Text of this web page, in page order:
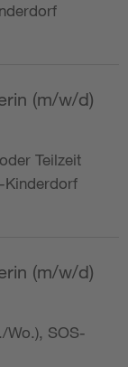
(m/w/d)
Teilzeit
Kinderdorf
(m/w/d)
Wo.), SOS-